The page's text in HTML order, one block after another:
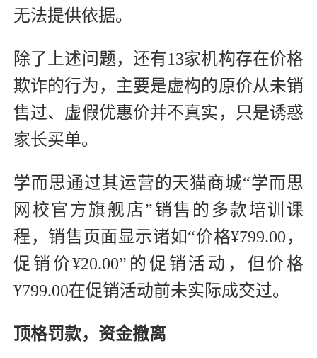
无法提供依据。
除了上述问题，还有13家机构存在价格
欺诈的行为，主要是虚构的原价从未销
售过、虚假优惠价并不真实，只是诱惑
家长买单。
学而思通过其运营的天猫商城“学而思
网校官方旗舰店”销售的多款培训课
程，销售页面显示诸如“价格¥799.00，
促销价¥20.00”的促销活动，但价格
¥799.00在促销活动前未实际成交过。
顶格罚款，资金撤离